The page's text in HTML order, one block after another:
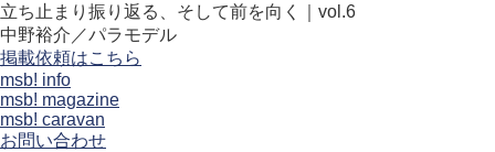
立ち止まり振り返る、そして前を向く｜vol.6
中野裕介／パラモデル
掲載依頼はこちら
msb! info
msb! magazine
msb! caravan
お問い合わせ